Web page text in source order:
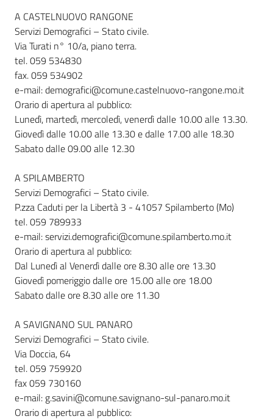
A CASTELNUOVO RANGONE
Servizi Demografici – Stato civile.
Via Turati n° 10/a, piano terra.
tel. 059 534830
fax. 059 534902
e-mail: demografici@comune.castelnuovo-rangone.mo.it
Orario di apertura al pubblico:
Lunedì, martedì, mercoledì, venerdì dalle 10.00 alle 13.30.
Giovedì dalle 10.00 alle 13.30 e dalle 17.00 alle 18.30
Sabato dalle 09.00 alle 12.30
A SPILAMBERTO
Servizi Demografici – Stato civile.
P.zza Caduti per la Libertà 3 - 41057 Spilamberto (Mo)
tel. 059 789933
e-mail: servizi.demografici@comune.spilamberto.mo.it
Orario di apertura al pubblico:
Dal Lunedì al Venerdì dalle ore 8.30 alle ore 13.30
Giovedì pomeriggio dalle ore 15.00 alle ore 18.00
Sabato dalle ore 8.30 alle ore 11.30
A SAVIGNANO SUL PANARO
Servizi Demografici – Stato civile.
Via Doccia, 64
tel. 059 759920
fax 059 730160
e-mail: g.savini@comune.savignano-sul-panaro.mo.it
Orario di apertura al pubblico: